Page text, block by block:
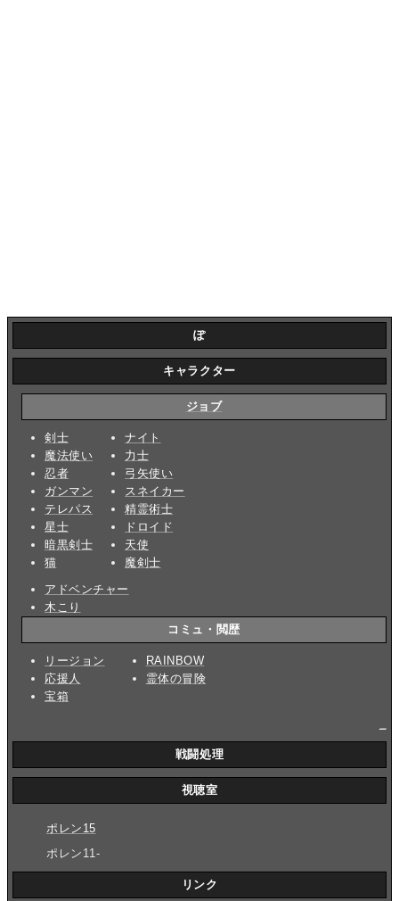
ぽ
キャラクター
ジョブ
剣士
魔法使い
忍者
ガンマン
テレパス
星士
暗黒剣士
猫
ナイト
力士
弓矢使い
スネイカー
精霊術士
ドロイド
天使
魔剣士
アドベンチャー
木こり
コミュ・閲歴
リージョン
応援人
宝箱
RAINBOW
霊体の冒険
戦闘処理
視聴室
ポレン15
ポレン11-
リンク